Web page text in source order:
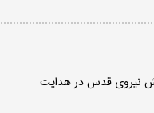
نقش نیروی قدس در هدایت